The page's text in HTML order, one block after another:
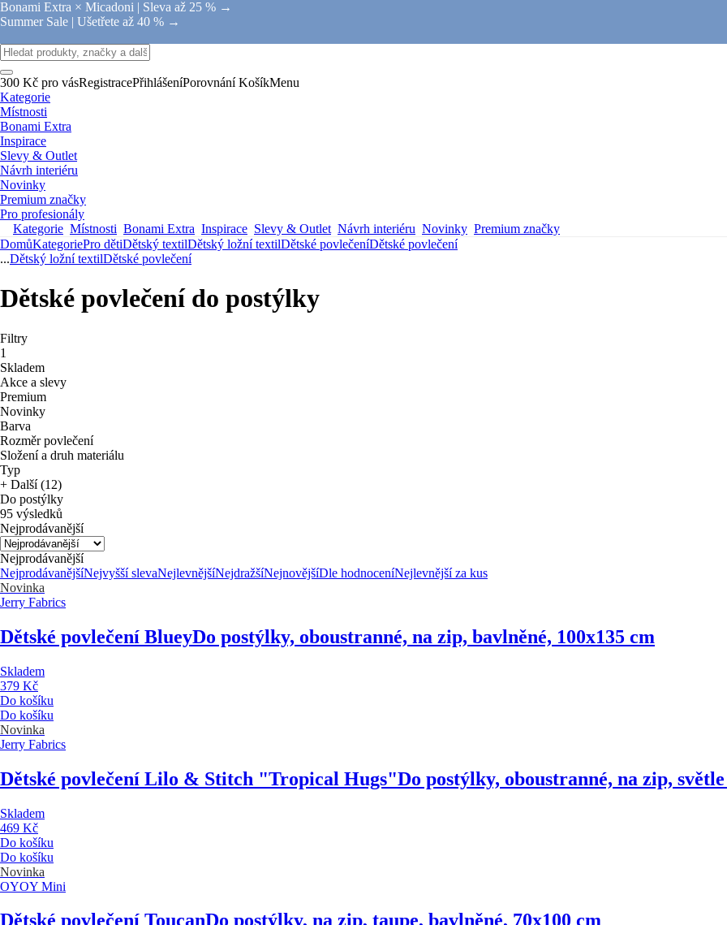
Bonami Extra × Micadoni | Sleva až 25 % →
Summer Sale | Ušetřete až 40 % →
300 Kč pro vásRegistracePřihlášeníPorovnání KošíkMenu
Kategorie
Místnosti
Bonami Extra
Inspirace
Slevy & Outlet
Návrh interiéru
Novinky
Premium značky
Pro profesionály
Kategorie Místnosti Bonami Extra Inspirace Slevy & Outlet Návrh interiéru Novinky Premium značky
DomůKategoriePro dětiDětský textilDětský ložní textilDětské povlečeníDětské povlečení
...Dětský ložní textilDětské povlečení
Dětské povlečení do postýlky
Filtry
1
Skladem
Akce a slevy
Premium
Novinky
Barva
Rozměr povlečení
Složení a druh materiálu
Typ
+ Další (12)
Do postýlky
95 výsledků
Nejprodávanější
Nejprodávanější
NejprodávanějšíNejvyšší slevaNejlevnějšíNejdražšíNejnovějšíDle hodnoceníNejlevnější za kus
Novinka
Jerry Fabrics
Dětské povlečení BlueyDo postýlky, oboustranné, na zip, bavlněné, 100x135 cm
Skladem
379 Kč
Do košíku
Do košíku
Novinka
Jerry Fabrics
Dětské povlečení Lilo & Stitch "Tropical Hugs"Do postýlky, oboustranné, na zip,
Skladem
469 Kč
Do košíku
Do košíku
Novinka
OYOY Mini
Dětské povlečení ToucanDo postýlky, na zip, taupe, bavlněné, 70x100 cm